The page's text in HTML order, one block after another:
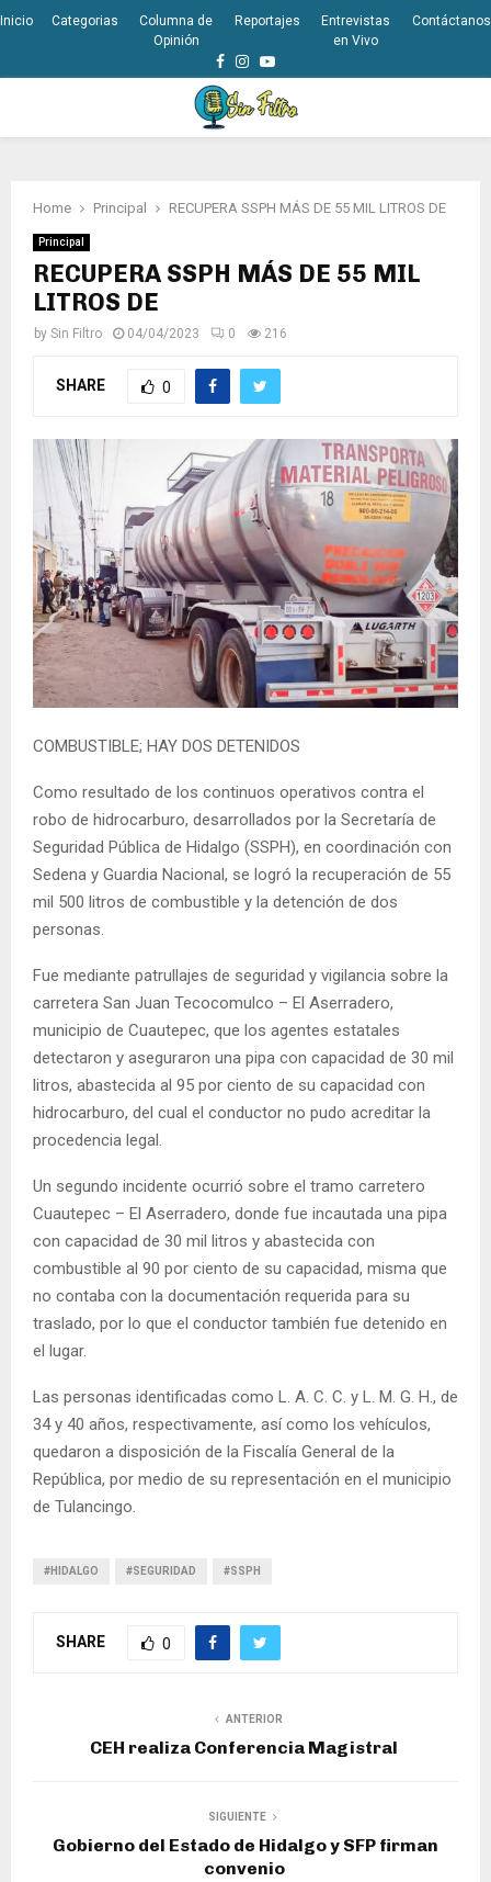
Inicio Categorias
Columna de
Opinión
Reportajes
Entrevistas
en Vivo
Contáctanos
Facebook
Instagram
Youtube
Home Principal RECUPERA SSPH MÁS DE 55 MIL LITROS DE
Principal
RECUPERA SSPH MÁS DE 55 MIL
LITROS DE
by Sin Filtro 04/04/2023 0 216
SHARE 0
COMBUSTIBLE; HAY DOS DETENIDOS
Como resultado de los continuos operativos contra el
robo de hidrocarburo, desarrollados por la Secretaría de
Seguridad Pública de Hidalgo (SSPH), en coordinación con
Sedena y Guardia Nacional, se logró la recuperación de 55
mil 500 litros de combustible y la detención de dos
personas.
Fue mediante patrullajes de seguridad y vigilancia sobre la
carretera San Juan Tecocomulco – El Aserradero,
municipio de Cuautepec, que los agentes estatales
detectaron y aseguraron una pipa con capacidad de 30 mil
litros, abastecida al 95 por ciento de su capacidad con
hidrocarburo, del cual el conductor no pudo acreditar la
procedencia legal.
Un segundo incidente ocurrió sobre el tramo carretero
Cuautepec – El Aserradero, donde fue incautada una pipa
con capacidad de 30 mil litros y abastecida con
combustible al 90 por ciento de su capacidad, misma que
no contaba con la documentación requerida para su
traslado, por lo que el conductor también fue detenido en
el lugar.
Las personas identificadas como L. A. C. C. y L. M. G. H., de
34 y 40 años, respectivamente, así como los vehículos,
quedaron a disposición de la Fiscalía General de la
República, por medio de su representación en el municipio
de Tulancingo.
#HIDALGO #SEGURIDAD #SSPH
SHARE 0
ANTERIOR
CEH realiza Conferencia Magistral
SIGUIENTE
Gobierno del Estado de Hidalgo y SFP firman
convenio